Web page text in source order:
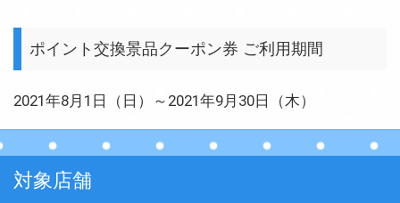
ポイント交換景品クーポン券 ご利用期間
2021年8月1日（日）～2021年9月30日（木）
対象店舗